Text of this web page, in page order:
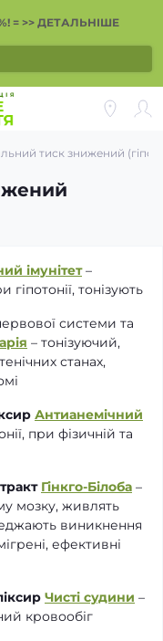
= >> ДЕТАЛЬНІШЕ
тиск знижений
імунітет–
тонізують
системи та
– тонізуючий,
станах,
Антианемічний
при фізичній та
Гінкго-Білоба –
мозку, живлять
виникнення
ефективні
Чисті судини –
кровообіг